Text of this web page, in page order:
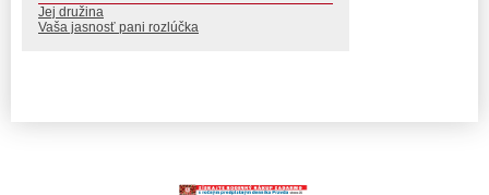
Jej družina
Vaša jasnosť pani rozlúčka